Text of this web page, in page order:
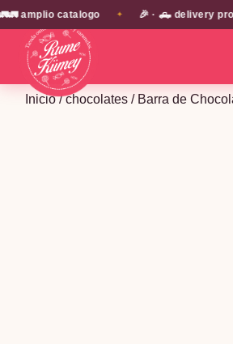
catalogo ✦ 🎉 · 🛻 delivery propio
Inicio/chocolates / Barra de